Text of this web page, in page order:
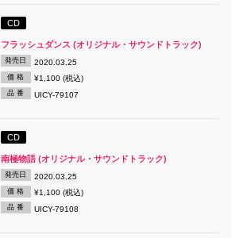
CD
フラッシュダンス (オリジナル・サウンドトラック)
発売日 2020.03.25
価 格 ¥1,100 (税込)
品 番 UICY-79107
CD
南極物語 (オリジナル・サウンドトラック)
発売日 2020.03.25
価 格 ¥1,100 (税込)
品 番 UICY-79108